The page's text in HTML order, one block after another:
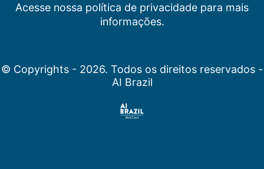
Acesse nossa política de privacidade para mais
informações.
© Copyrights - 2026. Todos os direitos reservados -
AI Brazil